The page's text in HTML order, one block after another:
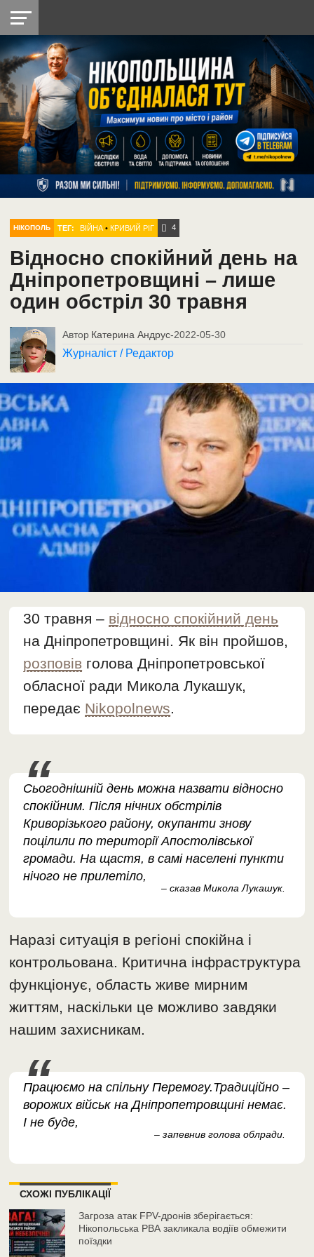
НІКОПОЛЬ
РАЙОН
СІЧЕСЛАВСЬКА
УКРАЇНА
РЕТРО
НІКОПОЛЬ
ЛАЙТ
УКРАЇНА
ДОПОМОГА
РАДІО
НІКОПОЛЬ ТЕГ: ВІЙНА •КРИВИЙ РІГ 4
Відносно спокійний день на
Дніпропетровщині – лише
один обстріл 30 травня
Автор Катерина Андрус-2022-05-30
Журналіст / Редактор
30 травня – відносно спокійний день
на Дніпропетровщині. Як він пройшов,
розповів голова Дніпропетровської
обласної ради Микола Лукашук,
передає Nikopolnews.
Сьогоднішній день можна назвати відносно
спокійним. Після нічних обстрілів
Криворізького району, окупанти знову
поцілили по території Апостолівської
громади. На щастя, в самі населені пункти
нічого не прилетіло,
– сказав Микола Лукашук.
Наразі ситуація в регіоні спокійна і
контрольована. Критична інфраструктура
функціонує, область живе мирним
життям, наскільки це можливо завдяки
нашим захисникам.
Працюємо на спільну Перемогу.Традиційно –
ворожих військ на Дніпропетровщині немає.
І не буде,
– запевнив голова облради.
СХОЖІ ПУБЛІКАЦІЇ
Загроза атак FPV-дронів зберігається:
Нікопольська РВА закликала водіїв обмежити
поїздки